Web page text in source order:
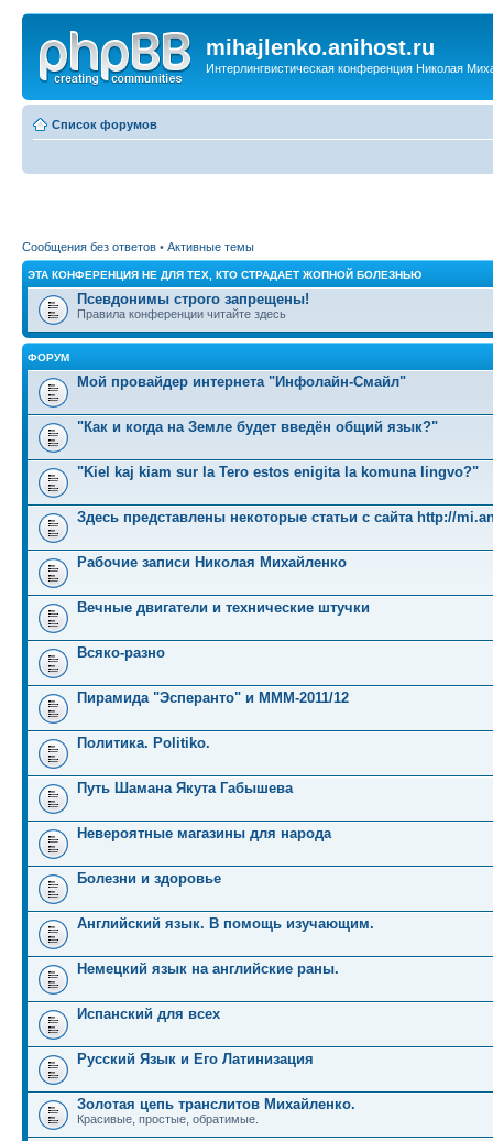
mihajlenko.anihost.ru
Интерлингвистическая конференция Николая
Список форумов
Сообщения без ответов • Активные темы
ЭТА КОНФЕРЕНЦИЯ НЕ ДЛЯ ТЕХ, КТО СТРАДАЕТ ЖОПНОЙ БОЛЕЗНЬЮ
Псевдонимы строго запрещены!
Правила конференции читайте здесь
ФОРУМ
Мой провайдер интернета "Инфолайн-Смайл"
"Как и когда на Земле будет введён общий язык?"
"Kiel kaj kiam sur la Tero estos enigita la komuna lingvo?"
Здесь представлены некоторые статьи с сайта http://
Рабочие записи Николая Михайленко
Вечные двигатели и технические штучки
Всяко-разно
Пирамида "Эсперанто" и MMM-2011/12
Политика. Politiko.
Путь Шамана Якута Габышева
Невероятные магазины для народа
Болезни и здоровье
Английский язык. В помощь изучающим.
Немецкий язык на английские раны.
Испанский для всех
Русский Язык и Его Латинизация
Золотая цепь транслитов Михайленко.
Красивые, простые, обратимые.